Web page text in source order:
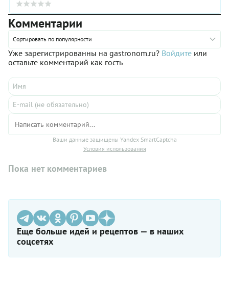
Комментарии
Сортировать по популярности
Уже зарегистрированны на gastronom.ru? Войдите или
оставьте комментарий как гость
Ваши данные защищены Yandex SmartCaptcha
Условия использования
Пока нет комментариев
Еще больше идей и рецептов — в наших
соцсетях